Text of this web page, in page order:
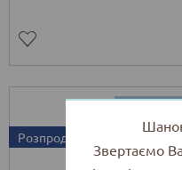
Розпродаж
Звертаємо